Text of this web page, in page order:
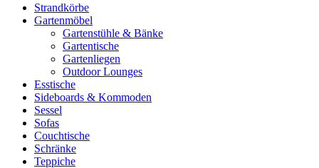
Strandkörbe
Gartenmöbel
Gartenstühle & Bänke
Gartentische
Gartenliegen
Outdoor Lounges
Esstische
Sideboards & Kommoden
Sessel
Sofas
Couchtische
Schränke
Teppiche